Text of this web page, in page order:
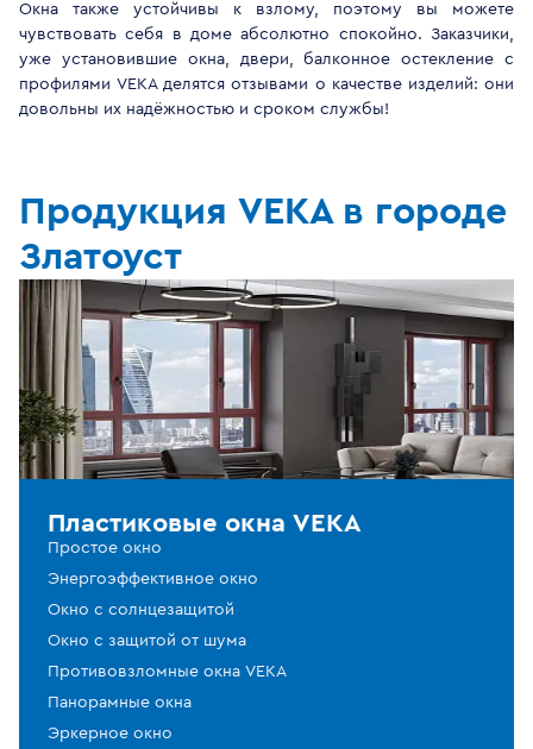
Окна также устойчивы к взлому, поэтому вы можете
чувствовать себя в доме абсолютно спокойно. Заказчики,
уже установившие окна, двери, балконное остекление с
профилями VEKA делятся отзывами о качестве изделий: они
довольны их надёжностью и сроком службы!
Продукция VEKA в городе
Златоуст
Пластиковые окна VEKA
Простое окно
Энергоэффективное окно
Окно с солнцезащитой
Окно с защитой от шума
Противовзломные окна VEKA
Панорамные окна
Эркерное окно